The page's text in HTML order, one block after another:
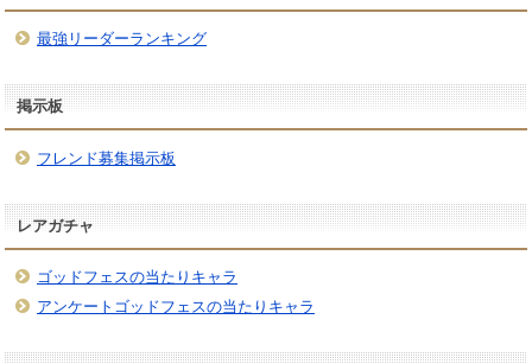
最強リーダーランキング
掲示板
フレンド募集掲示板
レアガチャ
ゴッドフェスの当たりキャラ
アンケートゴッドフェスの当たりキャラ